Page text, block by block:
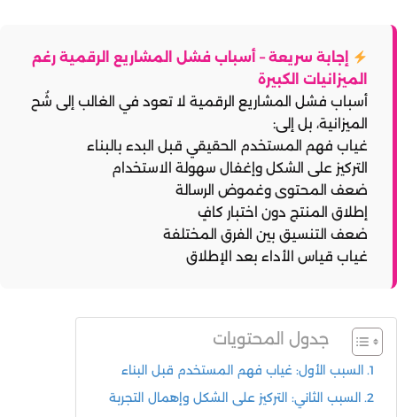
إجابة سريعة – أسباب فشل المشاريع الرقمية رغم
الميزانيات الكبيرة
أسباب فشل المشاريع الرقمية لا تعود في الغالب إلى شُح
الميزانية، بل إلى:
غياب فهم المستخدم الحقيقي قبل البدء بالبناء
التركيز على الشكل وإغفال سهولة الاستخدام
ضعف المحتوى وغموض الرسالة
إطلاق المنتج دون اختبار كافٍ
ضعف التنسيق بين الفرق المختلفة
غياب قياس الأداء بعد الإطلاق
جدول المحتويات
السبب الأول: غياب فهم المستخدم قبل البناء
السبب الثاني: التركيز على الشكل وإهمال التجربة